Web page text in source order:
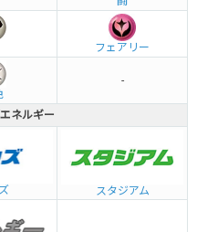
フェアリー
-
ネルギー
スタジアム